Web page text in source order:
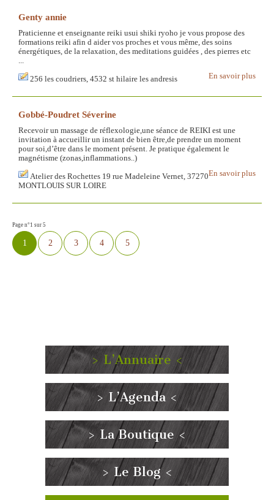
Genty annie
Praticienne et enseignante reiki usui shiki ryoho je vous propose des
formations reiki afin d aider vos proches et vous même, des soins
énergétiques, de la relaxation, des meditations guidées , des pierres etc
...
En savoir plus
256 les coudriers, 4532 st hilaire les andresis
Gobbé-Poudret Séverine
Recevoir un massage de réflexologie,une séance de REIKI est une
invitation à accueillir un instant de bien être,de prendre un moment
pour soi,d’être dans le moment présent. Je pratique également le
magnétisme (zonas,inflammations..)
En savoir plus
Atelier des Rochettes 19 rue Madeleine Vernet, 37270
MONTLOUIS SUR LOIRE
Page n°1 sur 5
1 2 3 4 5
> L’Annuaire <
> L’Agenda <
> La Boutique <
> Le Blog <